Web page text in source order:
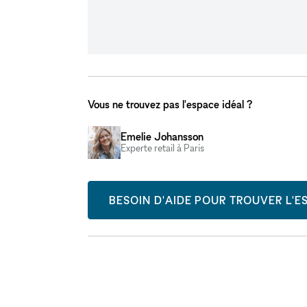
Vous ne trouvez pas l'espace idéal ?
Emelie Johansson
Experte retail à Paris
BESOIN D'AIDE POUR TROUVER